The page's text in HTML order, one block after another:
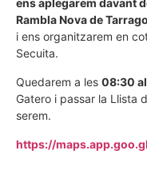
ens aplegarem davant
Rambla Nova de
i ens organitzarem en
Secuita.
Quedarem a les 08:30
Gatero i passar la Llista
serem.
https://